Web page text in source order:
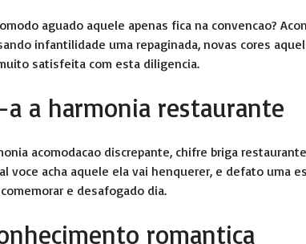
aguado aquele apenas fica na convencao?
infantilidade uma repaginada, novas cores
satisfeita com esta diligencia.
a a harmonia restaurante
acomodacao discrepante, chifre briga
voce acha aquele ela vai henquerer, e defato uma
e desafogado dia.
romantica